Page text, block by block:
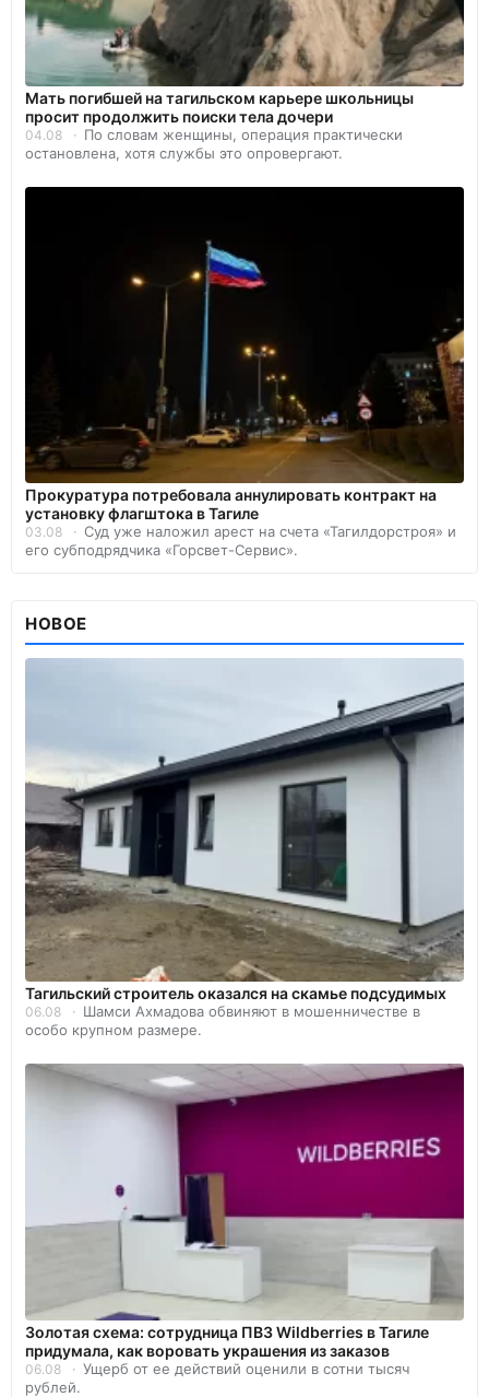
Мать погибшей на тагильском карьере школьницы
просит продолжить поиски тела дочери
04.08
По словам женщины, операция практически
остановлена, хотя службы это опровергают.
Прокуратура потребовала аннулировать контракт на
установку флагштока в Тагиле
03.08
Суд уже наложил арест на счета «Тагилдорстроя» и
его субподрядчика «Горсвет-Сервис».
НОВОЕ
Тагильский строитель оказался на скамье подсудимых
06.08
Шамси Ахмадова обвиняют в мошенничестве в
особо крупном размере.
Золотая схема: сотрудница ПВЗ Wildberries в Тагиле
придумала, как воровать украшения из заказов
06.08
Ущерб от ее действий оценили в сотни тысяч
рублей.